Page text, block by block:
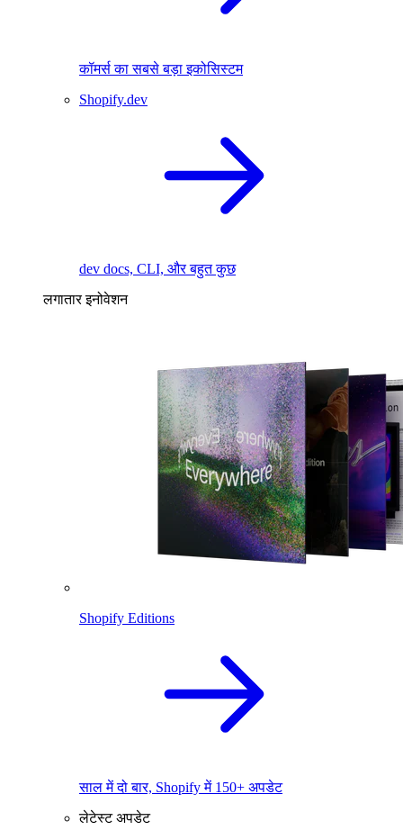
कॉमर्स का सबसे बड़ा इकोसिस्टम
Shopify.dev
dev docs, CLI, और बहुत कुछ
लगातार इनोवेशन
Shopify Editions
साल में दो बार, Shopify में 150+ अपडेट
लेटेस्ट अपडेट